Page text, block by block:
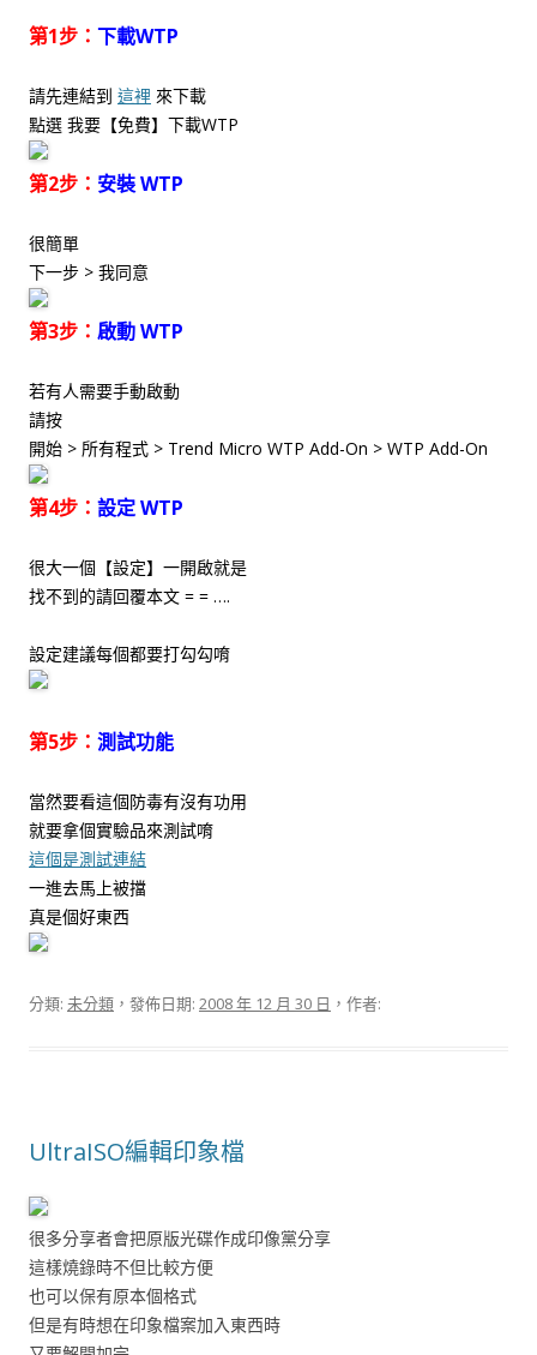
第1步： 下載WTP
請先連結到 這裡 來下載
點選 我要【免費】下載WTP
第2步： 安裝 WTP
很簡單
下一步 > 我同意
第3步： 啟動 WTP
若有人需要手動啟動
請按
開始 > 所有程式 > Trend Micro WTP Add-On > WTP Add-On
第4步： 設定 WTP
很大一個【設定】一開啟就是
找不到的請回覆本文 = = ….
設定建議每個都要打勾勾唷
第5步： 測試功能
當然要看這個防毒有沒有功用
就要拿個實驗品來測試唷
這個是測試連結
一進去馬上被擋
真是個好東西
分類: 未分類 ，發佈日期: 2008 年 12 月 30 日 ，作者:
UltraISO編輯印象檔
很多分享者會把原版光碟作成印像黨分享
這樣燒錄時不但比較方便
也可以保有原本個格式
但是有時想在印象檔案加入東西時